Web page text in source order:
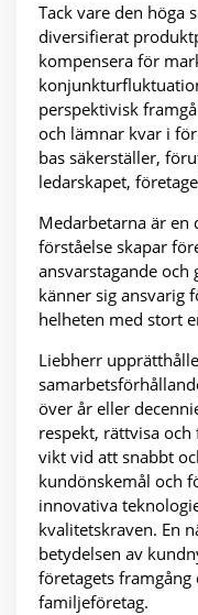
Tack vare den höga
diversifierat
kompensera för
perspektivisk
och lämnar kvar i
bas säkerställer,
ledarskapet,
Medarbetarna är en
förståelse skapar
ansvarstagande
känner sig ansvarig
helheten med stort
Liebherr
över år eller
respekt, rättvisa
vikt vid att snabbt
kundönskemål och
innovativa
kvalitetskraven. En
betydelsen av
företagets
familjeföretag.